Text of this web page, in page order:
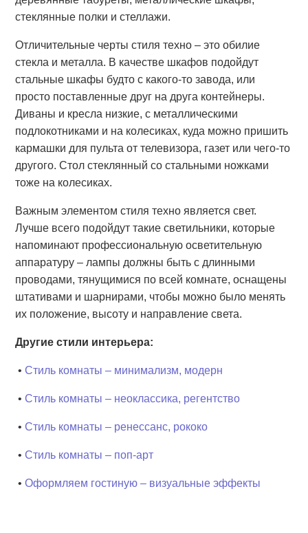
стеклянные полки и стеллажи.
Отличительные черты стиля техно – это обилие
стекла и металла. В качестве шкафов подойдут
стальные шкафы будто с какого-то завода, или
просто поставленные друг на друга контейнеры.
Диваны и кресла низкие, с металлическими
подлокотниками и на колесиках, куда можно пришить
кармашки для пульта от телевизора, газет или чего-то
другого. Стол стеклянный со стальными ножками
тоже на колесиках.
Важным элементом стиля техно является свет.
Лучше всего подойдут такие светильники, которые
напоминают профессиональную осветительную
аппаратуру – лампы должны быть с длинными
проводами, тянущимися по всей комнате, оснащены
штативами и шарнирами, чтобы можно было менять
их положение, высоту и направление света.
Другие стили интерьера:
•Стиль комнаты – минимализм, модерн
•Стиль комнаты – неоклассика, регентство
•Стиль комнаты – ренессанс, рококо
•Стиль комнаты – поп-арт
•Оформляем гостиную – визуальные эффекты